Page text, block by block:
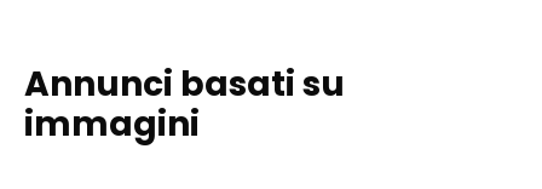
Annunci basati su
immagini